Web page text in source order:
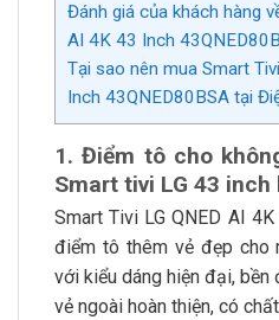
Đánh giá của khách hàng
AI 4K 43 Inch
Tại sao nên mua Smart
Inch 43QNED80BSA tại
1. Điểm tô cho
Smart tivi LG 43 inch
Smart Tivi LG QNED AI
điểm tô thêm vẻ đẹp cho
với kiểu dáng hiện đại, bền
vẻ ngoài hoàn thiện, có